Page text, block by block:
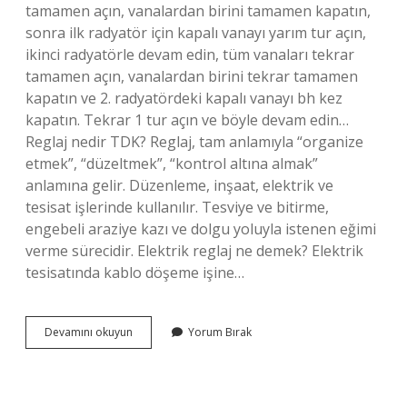
tamamen açın, vanalardan birini tamamen kapatın,
sonra ilk radyatör için kapalı vanayı yarım tur açın,
ikinci radyatörle devam edin, tüm vanaları tekrar
tamamen açın, vanalardan birini tekrar tamamen
kapatın ve 2. radyatördeki kapalı vanayı bh kez
kapatın. Tekrar 1 tur açın ve böyle devam edin…
Reglaj nedir TDK? Reglaj, tam anlamıyla “organize
etmek”, “düzeltmek”, “kontrol altına almak”
anlamına gelir. Düzenleme, inşaat, elektrik ve
tesisat işlerinde kullanılır. Tesviye ve bitirme,
engebeli araziye kazı ve dolgu yoluyla istenen eğimi
verme sürecidir. Elektrik reglaj ne demek? Elektrik
tesisatında kablo döşeme işine…
Devamını okuyun
Ne
Yorum Bırak